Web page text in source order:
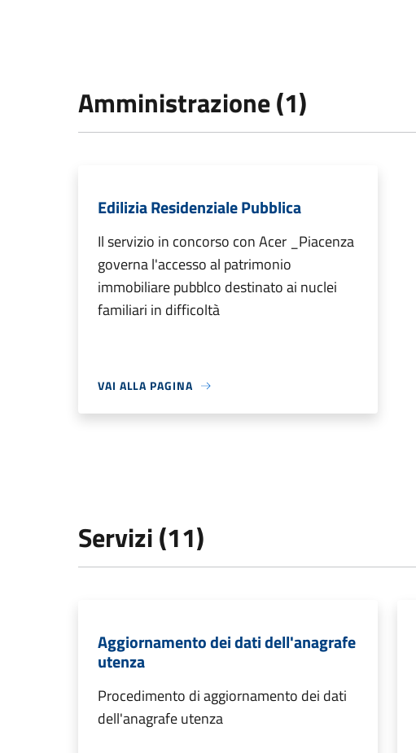
Amministrazione (1)
Edilizia Residenziale Pubblica
Il servizio in concorso con Acer _Piacenza
governa l'accesso al patrimonio
immobiliare pubblco destinato ai nuclei
familiari in difficoltà
VAI ALLA PAGINA
Servizi (11)
Aggiornamento dei dati dell'anagrafe
utenza
Procedimento di aggiornamento dei dati
dell'anagrafe utenza